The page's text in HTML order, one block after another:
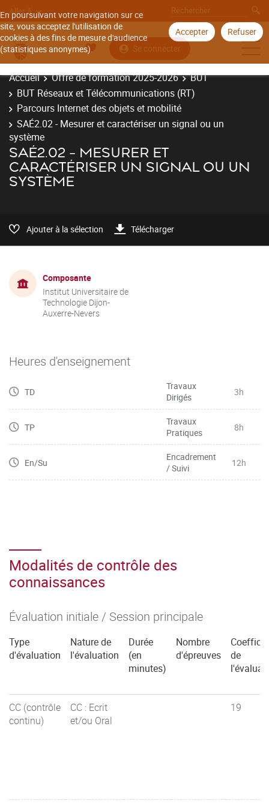
En poursuivant votre navigation sur ce
site, vous acceptez l'utilisation de
cookies à des fins de mesure d'audience
(statistiques anonymes).
Accepter Refuser
Aller à
Se connecter
Accueil Offre de formation 2025-2026
BUT
BUT Réseaux et Télécommunications (RT)
Parcours Internet des objets et mobilité
SAÉ2.02 - Mesurer et caractériser un signal ou un
système
SAÉ2.02 - MESURER ET
CARACTÉRISER UN SIGNAL OU UN
SYSTÈME
Ajouter à la sélection Télécharger
Composante
Institut Universitaire de
Technologie Dijon-
Auxerre-Nevers
Heures d'enseignement
TD
Travaux
Dirigés
3h
TP
Travaux
Pratiques
8h
En/Su
Encadrement
/ Suivi
12h
Modalités de contrôle des
connaissances
Évaluation initiale / Session principale
Type
d'évaluation
Nature de
l'évaluation
Durée
(en
minutes)
Nombre
d'épreuves
de
CC (contrôle
continu)
CC : Ecrit
et/ou Oral
19